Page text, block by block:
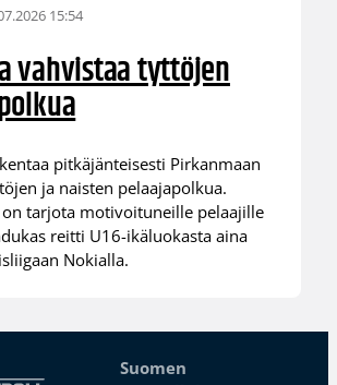
15:54
vahvistaa tyttöjen
pitkäjänteisesti Pirkanmaan
ja naisten pelaajapolkua.
on tarjota motivoituneille pelaajille
reitti U16-ikäluokasta aina
Nokialla.
Suomen